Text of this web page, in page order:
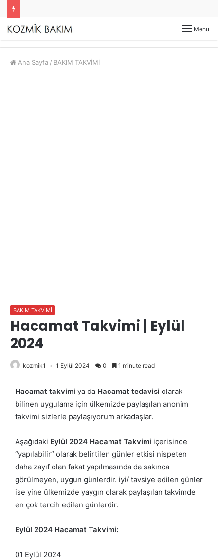
Menu
Ana Sayfa / BAKIM TAKVİMİ
BAKIM TAKVİMİ
Hacamat Takvimi | Eylül
2024
kozmik1 1 Eylül 2024 0 1 minute read
Hacamat takvimi ya da Hacamat tedavisi olarak
bilinen uygulama için ülkemizde paylaşılan anonim
takvimi sizlerle paylaşıyorum arkadaşlar.
Aşağıdaki Eylül 2024 Hacamat Takvimi içerisinde
“yapılabilir” olarak belirtilen günler etkisi nispeten
daha zayıf olan fakat yapılmasında da sakınca
görülmeyen, uygun günlerdir. iyi/ tavsiye edilen günler
ise yine ülkemizde yaygın olarak paylaşılan takvimde
en çok tercih edilen günlerdir.
Eylül 2024 Hacamat Takvimi:
01 Eylül 2024